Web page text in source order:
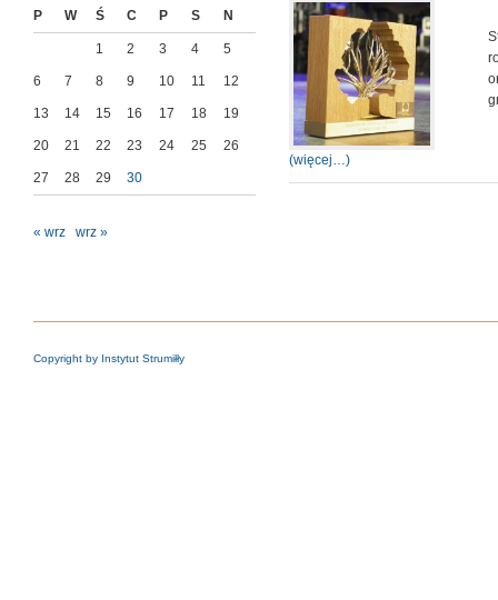
P W Ś C P S N
1 2 3 4 5
6 7 8 9 10 11 12
13 14 15 16 17 18 19
20 21 22 23 24 25 26
27 28 29 30
« wrz wrz »
(więcej…)
Copyright by Instytut Strumiłły